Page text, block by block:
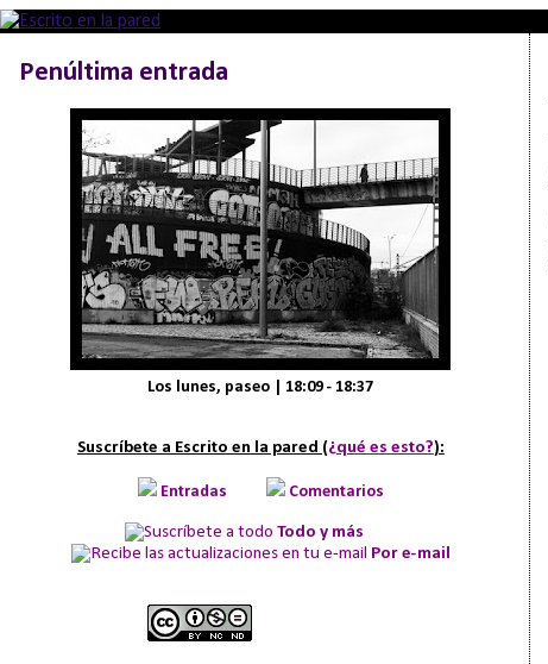
Penúltima entrada
Los lunes, paseo | 18:09 - 18:37
Suscríbete a Escrito en la pared (¿qué es esto?):
Entradas Comentarios
Todo y más
Por e-mail